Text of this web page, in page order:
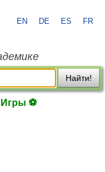
EN DE ES FR
Найти!
Игры ⚽